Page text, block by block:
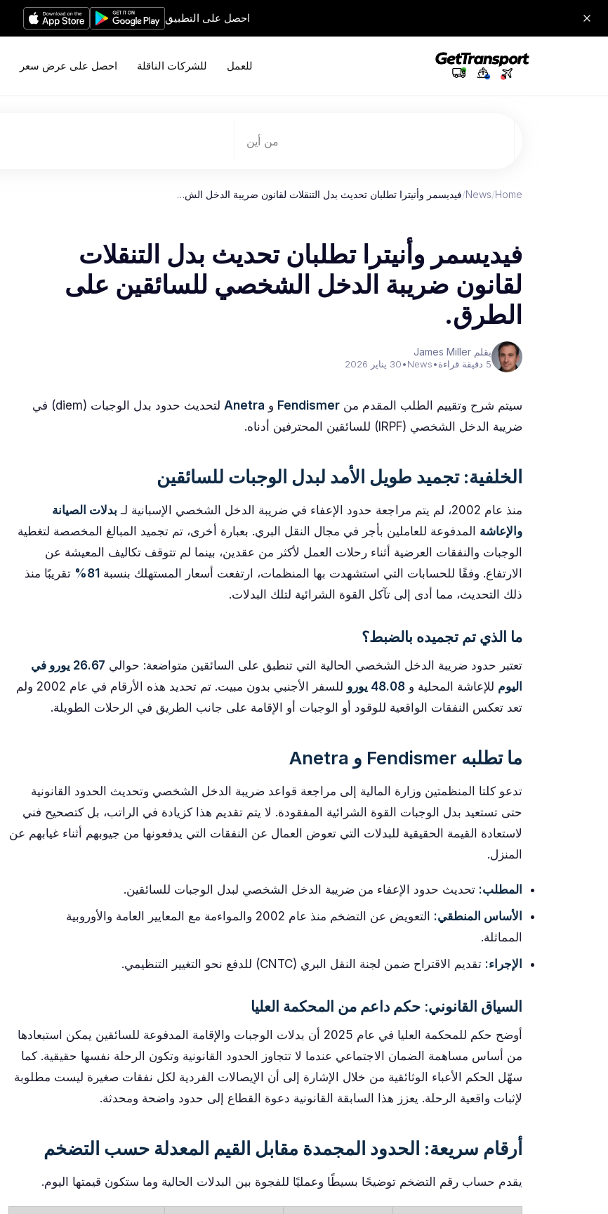
احصل على التطبيق
للعمل للشركات الناقلة احصل على عرض سعر
من أين
Home
/
News
/فيديسمر وأنيترا تطلبان تحديث بدل التنقلات لقانون ضريبة الدخل الش…
فيديسمر وأنيترا تطلبان تحديث بدل التنقلات
لقانون ضريبة الدخل الشخصي للسائقين على
الطرق.
بقلم James Miller
5 دقيقة قراءة •
News
•30 يناير 2026
سيتم شرح وتقييم الطلب المقدم من Fendismer و Anetra
لتحديث حدود بدل الوجبات (diem) في
ضريبة الدخل الشخصي (IRPF) للسائقين المحترفين أدناه.
الخلفية: تجميد طويل الأمد لبدل الوجبات للسائقين
منذ عام 2002، لم يتم مراجعة حدود الإعفاء في ضريبة الدخل الشخصي الإسبانية لـ
بدلات الصيانة
والإعاشة المدفوعة للعاملين بأجر في مجال النقل البري. بعبارة أخرى، تم تجميد المبالغ المخصصة لتغطية
الوجبات والنفقات العرضية أثناء رحلات العمل لأكثر من عقدين، بينما لم تتوقف تكاليف المعيشة عن
الارتفاع. وفقًا للحسابات التي استشهدت بها المنظمات، ارتفعت أسعار المستهلك بنسبة 81%
تقريبًا منذ
ذلك التحديث، مما أدى إلى تآكل القوة الشرائية لتلك البدلات.
ما الذي تم تجميده بالضبط؟
تعتبر حدود ضريبة الدخل الشخصي الحالية التي تنطبق على السائقين متواضعة: حوالي
26.67 يورو في
اليوم للإعاشة المحلية و 48.08 يورو
للسفر الأجنبي بدون مبيت. تم تحديد هذه الأرقام في عام 2002 ولم
تعد تعكس النفقات الواقعية للوقود أو الوجبات أو الإقامة على جانب الطريق في الرحلات الطويلة.
ما تطلبه Fendismer و Anetra
تدعو كلتا المنظمتين وزارة المالية إلى مراجعة قواعد ضريبة الدخل الشخصي وتحديث الحدود القانونية
حتى تستعيد بدل الوجبات القوة الشرائية المفقودة. لا يتم تقديم هذا كزيادة في الراتب، بل كتصحيح فني
لاستعادة القيمة الحقيقية للبدلات التي تعوض العمال عن النفقات التي يدفعونها من جيوبهم أثناء غيابهم عن
المنزل.
المطلب: تحديث حدود الإعفاء من ضريبة الدخل الشخصي لبدل الوجبات للسائقين.
الأساس المنطقي:
التعويض عن التضخم منذ عام 2002 والمواءمة مع المعايير العامة والأوروبية
المماثلة.
الإجراء: تقديم الاقتراح ضمن لجنة النقل البري (CNTC) للدفع نحو التغيير التنظيمي.
السياق القانوني: حكم داعم من المحكمة العليا
أوضح حكم للمحكمة العليا في عام 2025 أن بدلات الوجبات والإقامة المدفوعة للسائقين يمكن استبعادها
من أساس مساهمة الضمان الاجتماعي عندما لا تتجاوز الحدود القانونية وتكون الرحلة نفسها حقيقية. كما
سهّل الحكم الأعباء الوثائقية من خلال الإشارة إلى أن الإيصالات الفردية لكل نفقات صغيرة ليست مطلوبة
لإثبات واقعية الرحلة. يعزز هذا السابقة القانونية دعوة القطاع إلى حدود واضحة ومحدثة.
أرقام سريعة: الحدود المجمدة مقابل القيم المعدلة حسب التضخم
يقدم حساب رقم التضخم توضيحًا بسيطًا وعمليًا للفجوة بين البدلات الحالية وما ستكون قيمتها اليوم.